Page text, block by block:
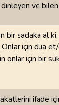
ve bilen
bir sadaka al
Onlar için dua
onlar için bir
ifade